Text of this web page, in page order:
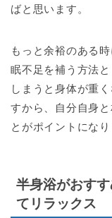
ばと思います。
もっと余裕のある
眠不足を補う方法
しまうと身体が重
すから、自分自身
とがポイントになり
半身浴がおす
てリラックス